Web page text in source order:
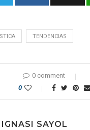
TENDENCIAS
0 comment
0
IGNASI SAYOL